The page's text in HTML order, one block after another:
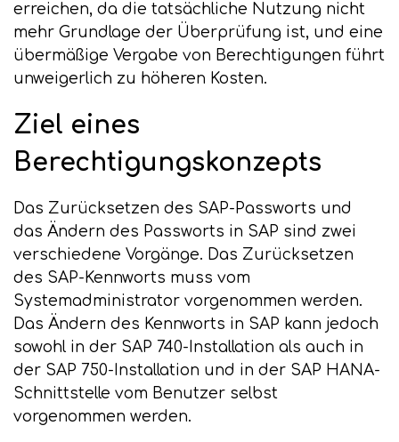
erreichen, da die tatsächliche Nutzung nicht
mehr Grundlage der Überprüfung ist, und eine
übermäßige Vergabe von Berechtigungen führt
unweigerlich zu höheren Kosten.
Ziel eines
Berechtigungskonzepts
Das Zurücksetzen des SAP-Passworts und
das Ändern des Passworts in SAP sind zwei
verschiedene Vorgänge. Das Zurücksetzen
des SAP-Kennworts muss vom
Systemadministrator vorgenommen werden.
Das Ändern des Kennworts in SAP kann jedoch
sowohl in der SAP 740-Installation als auch in
der SAP 750-Installation und in der SAP HANA-
Schnittstelle vom Benutzer selbst
vorgenommen werden.